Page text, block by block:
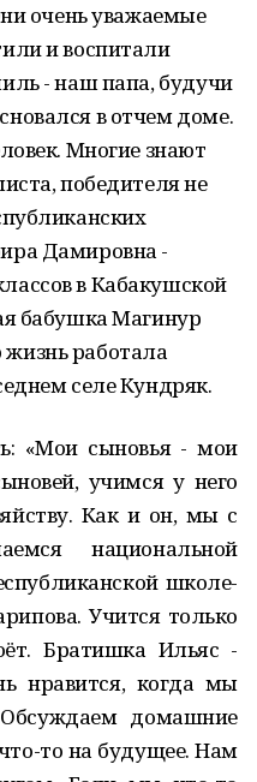
очень уважаемые
и воспитали
- наш папа, будучи
в отчем доме.
Многие знают
победителя не
Дамировна -
в Кабакушской
бабушка Магинур
работала
селе Кундряк.
«Мои сыновья - мои
учимся у него
Как и он, мы с
национальной
школе-
Учится только
Братишка Ильяс -
нравится, когда мы
Обсуждаем домашние
то на будущее. Нам